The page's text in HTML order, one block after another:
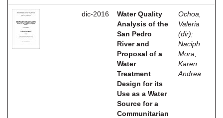
dic-2016
Water Quality
Analysis of the
San Pedro
River and
Proposal of a
Water
Treatment
Design for its
Use as a Water
Source for a
Communitarian
Ochoa,
Valeria
(dir);
Naciph
Mora,
Karen
Andrea